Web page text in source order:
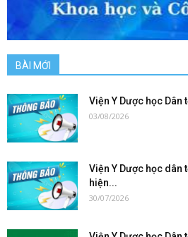
BÀI MỚI
Viện Y Dược học
03/08/2026
Viện Y Dược học
hiện...
30/07/2026